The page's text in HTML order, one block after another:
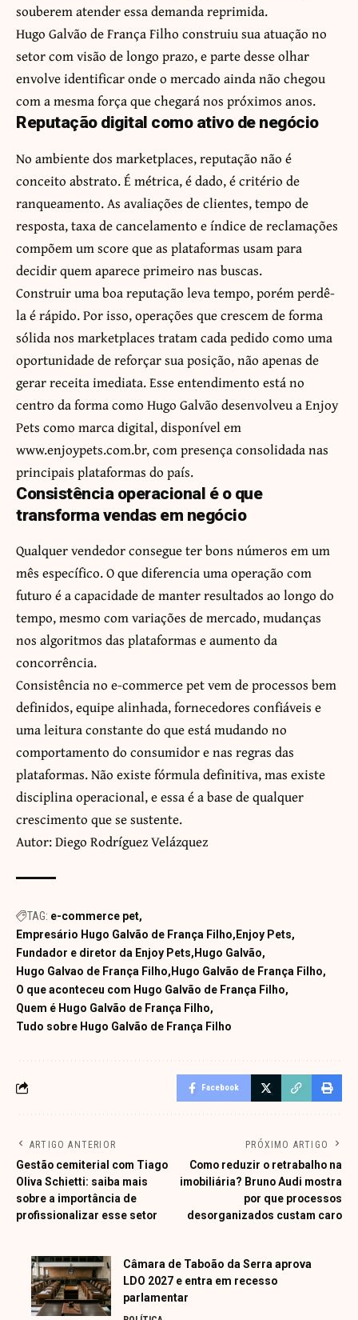
souberem atender essa demanda reprimida.
Hugo Galvão de França Filho construiu sua atuação no
setor com visão de longo prazo, e parte desse olhar
envolve identificar onde o mercado ainda não chegou
com a mesma força que chegará nos próximos anos.
Reputação digital como ativo de negócio
No ambiente dos marketplaces, reputação não é
conceito abstrato. É métrica, é dado, é critério de
ranqueamento. As avaliações de clientes, tempo de
resposta, taxa de cancelamento e índice de reclamações
compõem um score que as plataformas usam para
decidir quem aparece primeiro nas buscas.
Construir uma boa reputação leva tempo, porém perdê-
la é rápido. Por isso, operações que crescem de forma
sólida nos marketplaces tratam cada pedido como uma
oportunidade de reforçar sua posição, não apenas de
gerar receita imediata. Esse entendimento está no
centro da forma como Hugo Galvão desenvolveu a Enjoy
Pets como marca digital, disponível em
www.enjoypets.com.br, com presença consolidada nas
principais plataformas do país.
Consistência operacional é o que
transforma vendas em negócio
Qualquer vendedor consegue ter bons números em um
mês específico. O que diferencia uma operação com
futuro é a capacidade de manter resultados ao longo do
tempo, mesmo com variações de mercado, mudanças
nos algoritmos das plataformas e aumento da
concorrência.
Consistência no e-commerce pet vem de processos bem
definidos, equipe alinhada, fornecedores confiáveis e
uma leitura constante do que está mudando no
comportamento do consumidor e nas regras das
plataformas. Não existe fórmula definitiva, mas existe
disciplina operacional, e essa é a base de qualquer
crescimento que se sustente.
Autor: Diego Rodríguez Velázquez
TAG: e-commerce pet
Empresário Hugo Galvão de França Filho Enjoy Pets
Fundador e diretor da Enjoy Pets Hugo Galvão
Hugo Galvao de França Filho Hugo Galvão de França Filho
O que aconteceu com Hugo Galvão de França Filho
Quem é Hugo Galvão de França Filho
Tudo sobre Hugo Galvão de França Filho
Facebook
ARTIGO ANTERIOR
Gestão cemiterial com Tiago
Oliva Schietti: saiba mais
sobre a importância de
profissionalizar esse setor
PRÓXIMO ARTIGO
Como reduzir o retrabalho na
imobiliária? Bruno Audi mostra
por que processos
desorganizados custam caro
Câmara de Taboão da Serra aprova
LDO 2027 e entra em recesso
parlamentar